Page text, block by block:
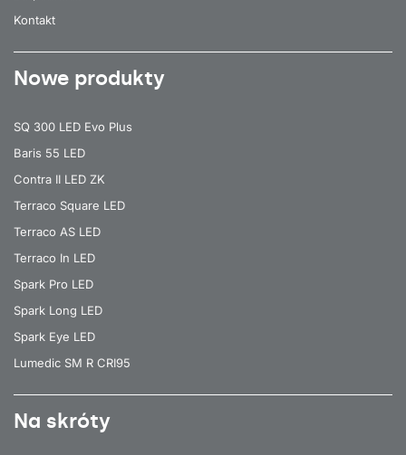
Kontakt
Nowe produkty
SQ 300 LED Evo Plus
Baris 55 LED
Contra II LED ZK
Terraco Square LED
Terraco AS LED
Terraco In LED
Spark Pro LED
Spark Long LED
Spark Eye LED
Lumedic SM R CRI95
Na skróty